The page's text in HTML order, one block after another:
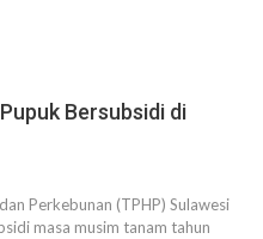
Bersubsidi di
Perkebunan (TPHP) Sulawesi
masa musim tanam tahun